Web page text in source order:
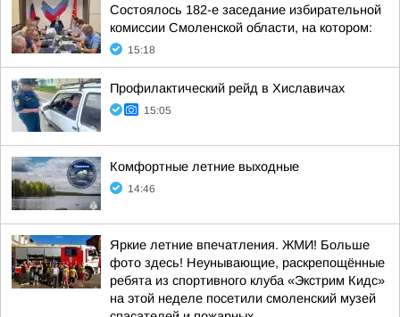
Состоялось 182-е заседание избирательной
комиссии Смоленской области, на котором:
15:18
Профилактический рейд в Хиславичах
15:05
Комфортные летние выходные
14:46
Яркие летние впечатления. ЖМИ! Больше
фото здесь! Неунывающие, раскрепощённые
ребята из спортивного клуба «Экстрим Кидс»
на этой неделе посетили смоленский музей